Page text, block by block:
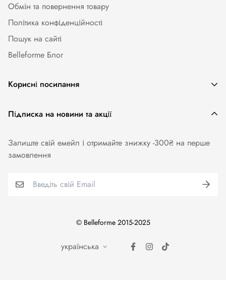
Обмін та повернення товару
Політика конфіденційності
Пошук на сайті
Belleforme Блог
Корисні посилання
Жіноча білизна
Купальники
Колготи. Панчохи. Шкарпетки
Підписка на новини та акції
Залиште свій емейл і отримайте знижку -300₴ на перше
замовлення
© Belleforme 2015-2025
українська